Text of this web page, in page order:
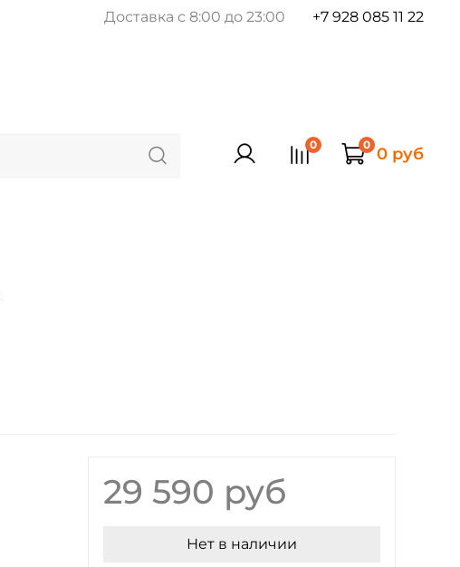
Доставка с 8:00 до 23:00 +7 928 085 11 22
0 0 0 руб
29 590 руб
Нет в наличии